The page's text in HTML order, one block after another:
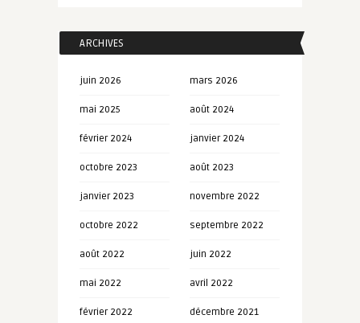
ARCHIVES
juin 2026 mars 2026
mai 2025 août 2024
février 2024 janvier 2024
octobre 2023 août 2023
janvier 2023 novembre 2022
octobre 2022 septembre 2022
août 2022 juin 2022
mai 2022 avril 2022
février 2022 décembre 2021